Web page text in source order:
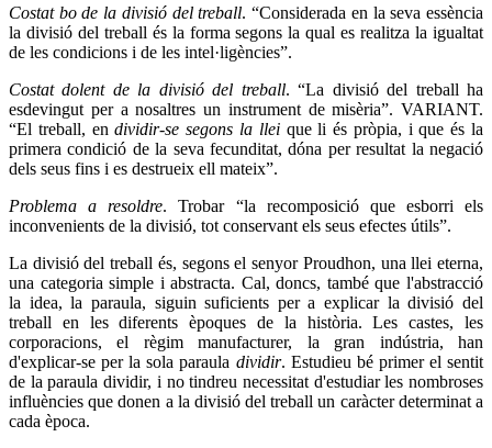
Costat bo de la divisió del treball. “Considerada en la seva essència
la divisió del treball és la forma segons la qual es realitza la igualtat
de les condicions i de les intel·ligències”.
Costat dolent de la divisió del treball. “La divisió del treball ha
esdevingut per a nosaltres un instrument de misèria”. VARIANT.
“El treball, endividir-se segons la lleique li és pròpia, i que és la
primera condició de la seva fecunditat, dóna per resultat la negació
dels seus fins i es destrueix ell mateix”.
Problema a resoldre. Trobar “la recomposició que esborri els
inconvenients de la divisió, tot conservant els seus efectes útils”.
La divisió del treball és, segons el senyor Proudhon, una llei eterna,
una categoria simple i abstracta. Cal, doncs, també que l'abstracció
la idea, la paraula, siguin suficients per a explicar la divisió del
treball en les diferents èpoques de la història. Les castes, les
corporacions, el règim manufacturer, la gran indústria, han
d'explicar-se per la sola paraula dividir. Estudieu bé primer el sentit
de la paraula dividir, i no tindreu necessitat d'estudiar les nombroses
influències que donen a la divisió del treball un caràcter determinat a
cada època.